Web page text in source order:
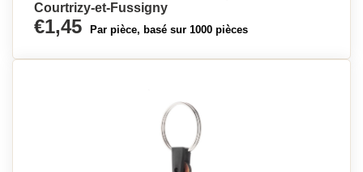
Courtrizy-et-Fussigny
€1,45 Par pièce, basé sur 1000 pièces